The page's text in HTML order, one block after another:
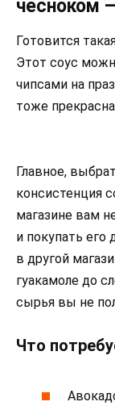
чесноком
Готовится
Этот соус
чипсами на
тоже
Главное,
консистенция
магазине вам
и покупать его
в другой
гуакамоле до
сырья вы не
Что